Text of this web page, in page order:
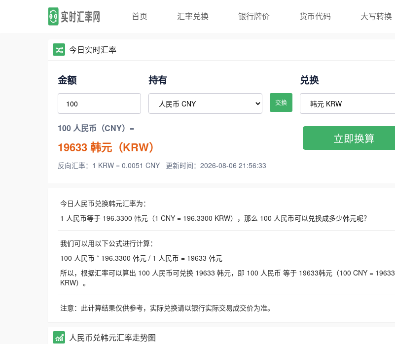
首页 汇率兑换 银行牌价 货币代码 大写转换
今日实时汇率
金额 持有
交换
兑换
100 人民币（CNY）=
19633韩元（KRW）
反向汇率：1 KRW = 0.0051 CNY 更新时间：2026-08-06 21:56:33
立即换算
今日人民币兑换韩元汇率为：
1 人民币等于 196.3300 韩元（1 CNY = 196.3300 KRW），那么 100 人民币可以兑换成多少韩元呢？
我们可以用以下公式进行计算：
100 人民币 * 196.3300 韩元 / 1 人民币 = 19633 韩元
所以，根据汇率可以算出 100 人民币可兑换 19633 韩元，即 100 人民币 等于 19633韩元（100 CNY = 19633
KRW）。
注意：此计算结果仅供参考，实际兑换请以银行实际交易成交价为准。
人民币兑韩元汇率走势图